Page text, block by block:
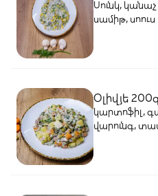
Սունկ,
սամիթ, սոուս
Օլիվյե
կարտոֆիլ,
վարունգ,